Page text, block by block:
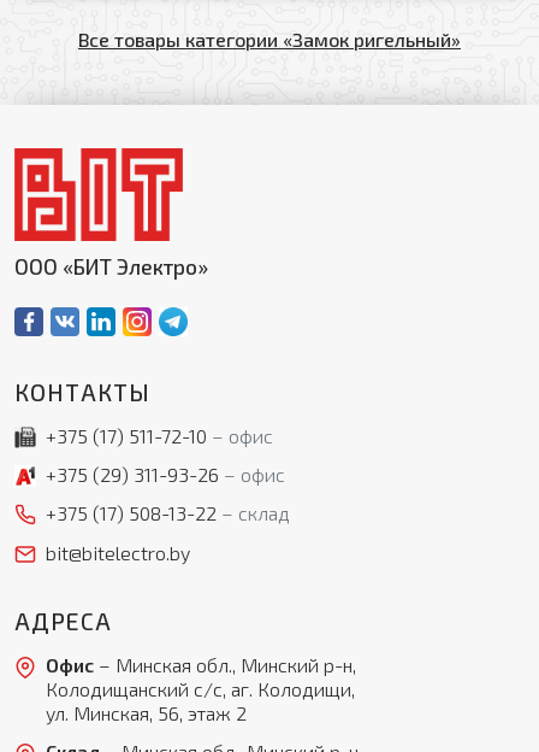
Все товары категории «Замок ригельный»
ООО «БИТ Электро»
КОНТАКТЫ
+375 (17) 511-72-10
офис
+375 (29) 311-93-26
офис
+375 (17) 508-13-22
склад
bit@bitelectro.by
АДРЕСА
Офис– Минская обл., Минский р-н,
Колодищанский с/с, аг. Колодищи,
ул. Минская, 56, этаж 2